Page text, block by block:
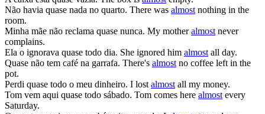
Não havia quase nada no quarto. There was almostnothing in the
room.
Minha mãe não reclama quase nunca. My motheralmostnever
complains.
Ela o ignorava quase todo dia. She ignored him almostall day.
Quase não tem café na garrafa. There's almostno coffee left in the
pot.
Perdi quase todo o meu dinheiro. I lostalmostall my money.
Tom vem aqui quase todo sábado. Tom comes here almostevery
Saturday.